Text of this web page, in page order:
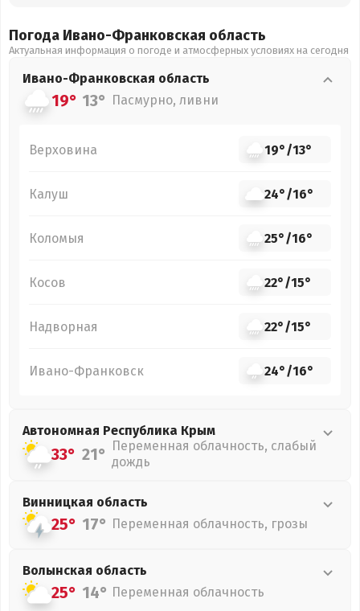
Погода Ивано-Франковская область
Актуальная информация о погоде и атмосферных условиях на сегодня
Ивано-Франковская область
19° 13° Пасмурно, ливни
Верховина 19°/13°
Калуш 24°/16°
Коломыя 25°/16°
Косов 22°/15°
Надворная 22°/15°
Ивано-Франковск 24°/16°
Автономная Республика Крым
33° 21° Переменная облачность, слабый
дождь
Винницкая область
25° 17° Переменная облачность, грозы
Волынская область
25° 14° Переменная облачность